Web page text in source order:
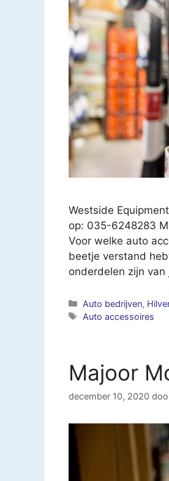
Westside
op: 035-6248283
Voor welke auto
beetje verstand
onderdelen zijn
Categorieën
Auto bedrijven,
Tags
Auto accessoires
Majoor
december 10, 2020